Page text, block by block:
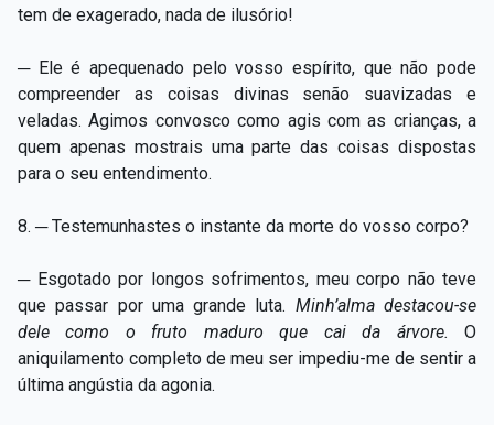
tem de exagerado, nada de ilusório!
─ Ele é apequenado pelo vosso espírito, que não pode
compreender as coisas divinas senão suavizadas e
veladas. Agimos convosco como agis com as crianças, a
quem apenas mostrais uma parte das coisas dispostas
para o seu entendimento.
8. ─ Testemunhastes o instante da morte do vosso corpo?
─ Esgotado por longos sofrimentos, meu corpo não teve
que passar por uma grande luta. Minh’alma destacou-se
dele como o fruto maduro que cai da árvore.O
aniquilamento completo de meu ser impediu-me de sentir a
última angústia da agonia.